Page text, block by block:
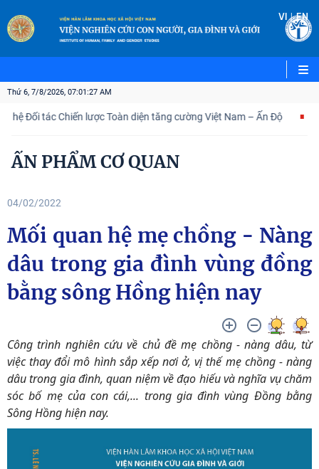
VI |EN
Thứ 6, 7/8/2026, 07:01:28 AM
tác Chiến lược Toàn diện tăng cường Việt Nam – Ấn Độ
ẤN PHẨM CƠ QUAN
04/02/2022
Mối quan hệ mẹ chồng - Nàng
dâu trong gia đình vùng đồng
bằng sông Hồng hiện nay
Công trình nghiên cứu về chủ đề mẹ chồng - nàng dâu, từ
việc thay đổi mô hình sắp xếp nơi ở, vị thế mẹ chồng - nàng
dâu trong gia đình, quan niệm về đạo hiếu và nghĩa vụ chăm
sóc bố mẹ của con cái,... trong gia đình vùng Đồng bằng
Sông Hồng hiện nay.